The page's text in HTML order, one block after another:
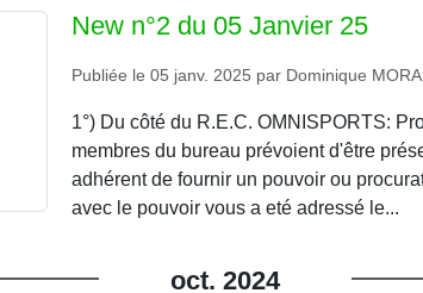
New n°2 du 05 Janvier 25
Publiée le 05 janv. 2025 par Dominique
1°) Du côté du R.E.C. OMNISPORTS:
membres du bureau prévoient d'être
adhérent de fournir un pouvoir ou
avec le pouvoir vous a eté adressé le...
oct. 2024